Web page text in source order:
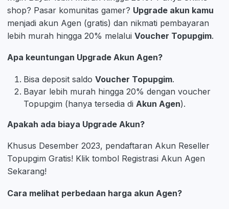
shop? Pasar komunitas gamer? Upgrade akun kamu
menjadi akun Agen (gratis) dan nikmati pembayaran
lebih murah hingga 20% melalui Voucher Topupgim.
Apa keuntungan Upgrade Akun Agen?
Bisa deposit saldo Voucher Topupgim.
Bayar lebih murah hingga 20% dengan voucher
Topupgim (hanya tersedia di Akun Agen).
Apakah ada biaya Upgrade Akun?
Khusus Desember 2023, pendaftaran Akun Reseller
Topupgim Gratis! Klik tombol Registrasi Akun Agen
Sekarang!
Cara melihat perbedaan harga akun Agen?